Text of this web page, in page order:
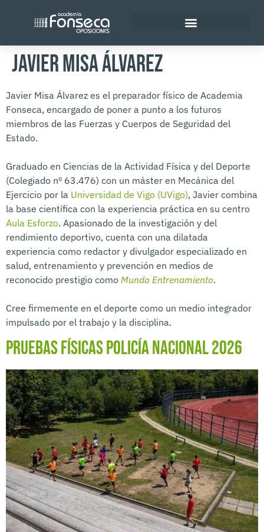
Javier Misa Álvarez
Javier Misa Álvarez es el preparador físico de Academia
Fonseca, encargado de poner a punto a los futuros
miembros de las Fuerzas y Cuerpos de Seguridad del
Estado.
Graduado en Ciencias de la Actividad Física y del Deporte
(Colegiado nº 63.476) con un máster en Mecánica del
Ejercicio por la Universidad de Vigo (UVigo), Javier combina
la base científica con la experiencia práctica en su centro
Aula Esforzo. Apasionado de la investigación y del
rendimiento deportivo, cuenta con una dilatada
experiencia como redactor y divulgador especializado en
salud, entrenamiento y prevención en medios de
reconocido prestigio como Mundo Entrenamiento.
Cree firmemente en el deporte como un medio integrador
impulsado por el trabajo y la disciplina.
Pruebas físicas Policía Nacional 2026